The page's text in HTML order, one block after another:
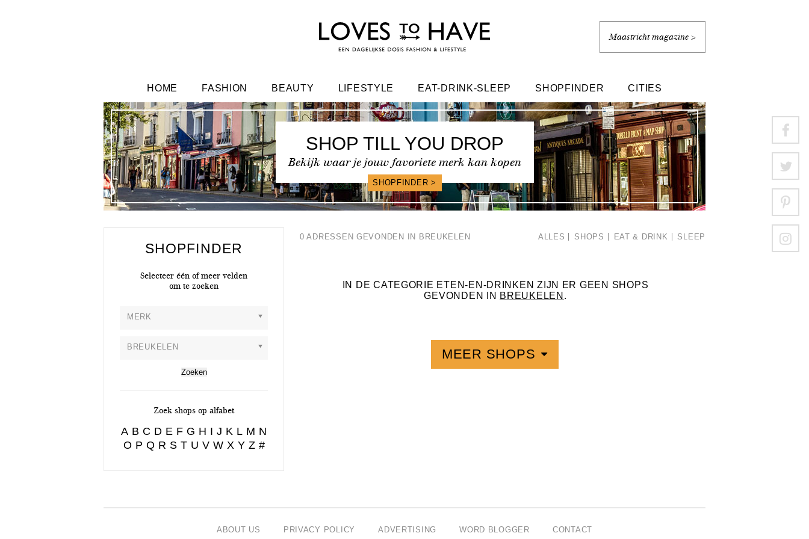
Maastricht magazine >
HOME FASHION BEAUTY LIFESTYLE EAT-DRINK-SLEEP SHOPFINDER CITIES
FRIENDS
SHOP TILL YOU DROP
Bekijk waar je jouw favoriete merk kan kopen
SHOPFINDER >
SHOPFINDER
Selecteer één of meer velden
om te zoeken
MERK
BREUKELEN
Zoek shops op alfabet
A B C D E F G H I J K L M N
O P Q R S T U V W X Y Z #
0 ADRESSEN GEVONDEN IN BREUKELEN ALLES SHOPS EAT & DRINK SLEEP
IN DE CATEGORIE ETEN-EN-DRINKEN ZIJN ER GEEN SHOPS
GEVONDEN IN BREUKELEN .
MEER SHOPS
ABOUT US PRIVACY POLICY ADVERTISING WORD BLOGGER CONTACT